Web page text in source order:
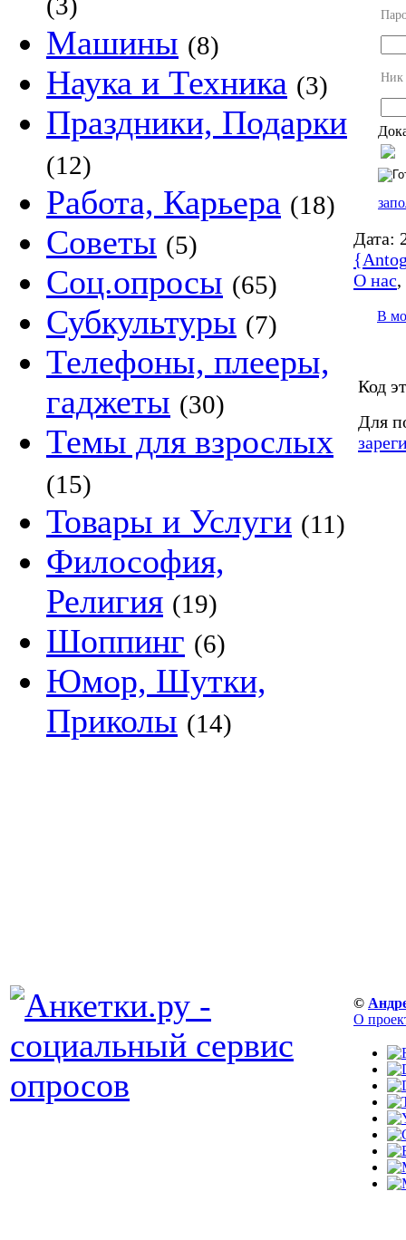
Машины (8)
Наука и Техника (3)
Праздники, Подарки
(12)
Работа, Карьера (18)
Советы (5)
Соц.опросы (65)
Субкультуры (7)
Телефоны, плееры,
гаджеты (30)
Темы для взрослых
(15)
Товары и Услуги (11)
Философия,
Религия (19)
Шоппинг (6)
Юмор, Шутки,
Приколы (14)
Ник
Дата:
О нас
В
Код
Для
©
О